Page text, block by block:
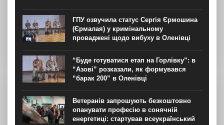
ГПУ озвучила статус Сергія Єрмошина
(Єрмалая) у кримінальному
проваджені щодо вибуху в Оленівці
“Буде готуватися етап на Горлівку”: в
“Азові” розказали, як формувався
“барак 200” в Оленівці
Ветеранів запрошують безкоштовно
опанувати професію в сонячній
енергетиці: стартував всеукраїнський